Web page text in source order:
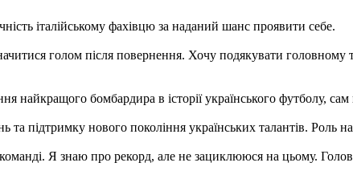
італійському фахівцю за наданий шанс проявити себе.
голом після повернення. Хочу подякувати
найкращого бомбардира в історії українського футболу,
підтримку нового покоління українських талантів. Роль
Я знаю про рекорд, але не зациклююся на цьому.